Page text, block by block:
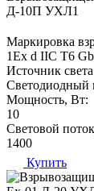
Д-10П УХЛ1
Маркировка
1Ех d IIC T6 Gb
Источник
Светодиодный
Мощность, Вт:
10
Световой
1400
Купить